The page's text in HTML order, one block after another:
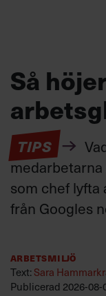
Så
TIPS
som chef lyfta
från Googles
Arbetsmiljö
Text:Sara
Publicerad 2026-08-